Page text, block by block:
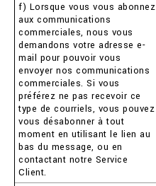
f) Lorsque vous vous abonnez
aux communications
commerciales, nous vous
demandons votre adresse e-
mail pour pouvoir vous
envoyer nos communications
commerciales. Si vous
préférez ne pas recevoir ce
type de courriels, vous pouvez
vous désabonner à tout
moment en utilisant le lien au
bas du message, ou en
contactant notre Service
Client.